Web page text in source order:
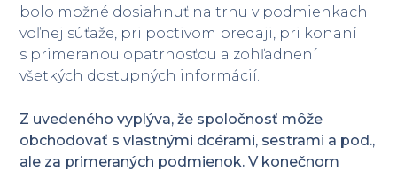
bolo možné dosiahnuť na trhu v podmienkach
voľnej súťaže, pri poctivom predaji, pri konaní
s primeranou opatrnosťou a zohľadnení
všetkých dostupných informácií.
Z uvedeného vyplýva, že spoločnosť môže
obchodovať s vlastnými dcérami, sestrami a pod.,
ale za primeraných podmienok. V konečnom